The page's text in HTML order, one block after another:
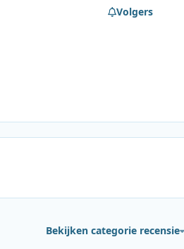
Volgers
Bekijken categorie recensie